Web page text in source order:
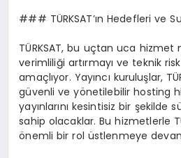
### TÜRKSAT’ın Hedefleri ve
TÜRKSAT, bu uçtan uca
verimliliği artırmayı ve teknik
amaçlıyor. Yayıncı kuruluşlar,
güvenli ve yönetilebilir hosting
yayınlarını kesintisiz bir şekilde
sahip olacaklar. Bu hizmetlerle
önemli bir rol üstlenmeye